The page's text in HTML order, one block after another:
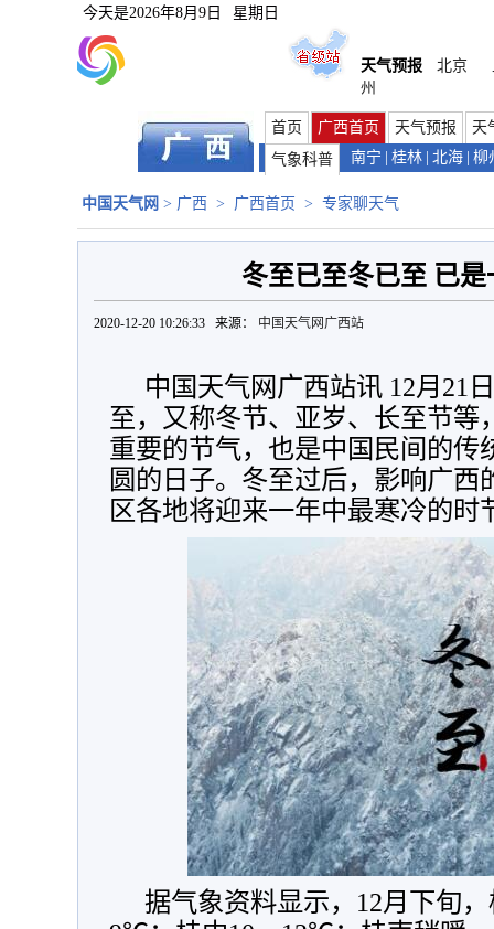
今天是2026年8月9日 星期日
天气预报 北京
州
首页 广西首页 天气预报
天
气象科普
南宁 桂林 北海 柳
中国天气网 > 广西 > 广西首页 > 专家聊天气
冬至已至冬已至 已
2020-12-20 10:26:33 来源： 中国天气网广西站
中国天气网广西站讯 12月21
至，又称冬节、亚岁、长至节等
重要的节气，也是中国民间的传
圆的日子。冬至过后，影响广西
区各地将迎来一年中最寒冷的时
据气象资料显示，12月下旬